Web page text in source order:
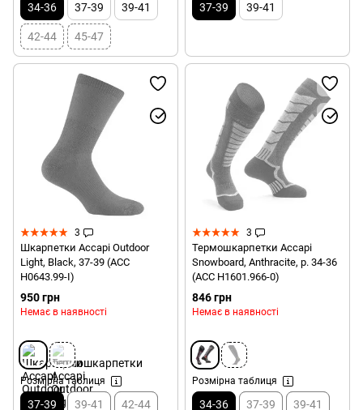
34-36 37-39 39-41
42-44 45-47
37-39 39-41
3
Шкарпетки Accapi Outdoor
Light, Black, 37-39 (ACC
H0643.99-I)
950 грн
Немає в наявності
Розмірна таблиця
37-39 39-41 42-44
3
Термошкарпетки Accapi
Snowboard, Anthracite, р. 34-36
(ACC H1601.966-0)
846 грн
Немає в наявності
Розмірна таблиця
34-36 37-39 39-41